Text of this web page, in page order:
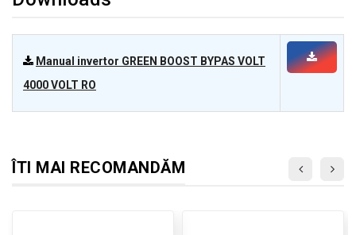
Manual invertor GREEN BOOST BYPAS VOLT
4000 VOLT RO
ÎTI MAI RECOMANDĂM